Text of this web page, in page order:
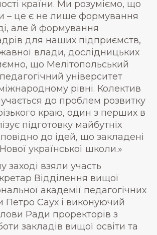
країни. Ми розуміємо, що
– це є не лише формування
але й формування
для наших підприємств,
влади, дослідницьких
що Мелітопольський
університет
рівні. Колектив
до проблем розвитку
краю, один з перших в
підготовку майбутніх
до ідей, що закладені
української школи.»
заході взяли участь
Відділення вищої
академії педагогічних
Петро Саух і виконуючий
Ради проректорів з
закладів вищої освіти та